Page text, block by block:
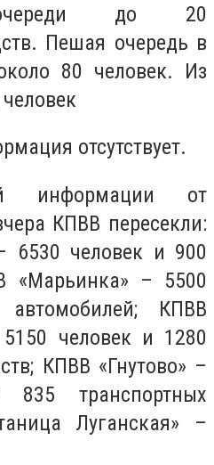
очереди до 20
Пешая очередь в
80 человек. Из
отсутствует.
информации от
КПВВ пересекли:
6530 человек и 900
«Марьинка» – 5500
КПВВ
человек и 1280
КПВВ «Гнутово» –
транспортных
Луганская» –